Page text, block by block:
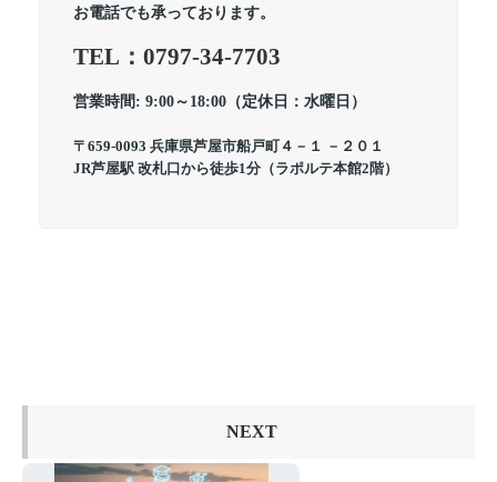
お電話でも承っております。
TEL：0797-34-7703
営業時間: 9:00～18:00（定休日：水曜日）
〒659-0093 兵庫県芦屋市船戸町４－１ －２０１
JR芦屋駅 改札口から徒歩1分（ラポルテ本館2階）
NEXT